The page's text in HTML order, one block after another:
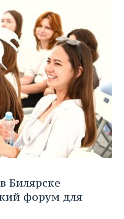
Билярске
форум для